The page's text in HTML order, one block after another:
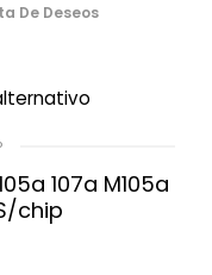
De Deseos
107a M105a
chip